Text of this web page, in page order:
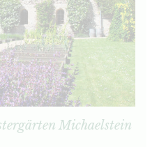
Michaelstein